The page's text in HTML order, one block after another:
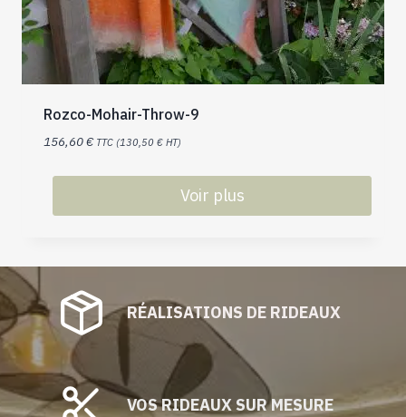
Rozco-Mohair-Throw-9
156,60€ TTC (130,50 € HT)
Voir plus
RÉALISATIONS DE RIDEAUX
VOS RIDEAUX SUR MESURE